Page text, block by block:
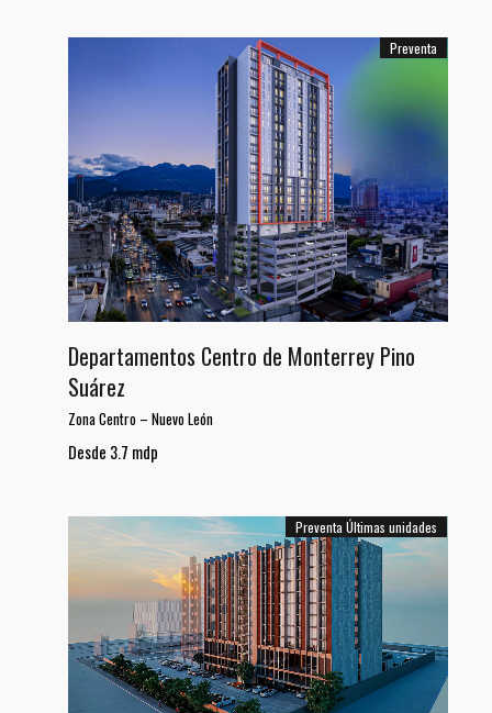
Preventa
Departamentos Centro de Monterrey Pino
Suárez
Zona Centro – Nuevo León
Desde 3.7 mdp
PreventaÚltimas unidades